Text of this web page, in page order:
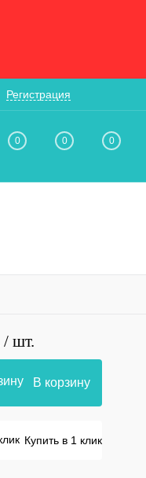
Регистрация
0 0 0
/ шт.
В корзину
Купить в 1 клик